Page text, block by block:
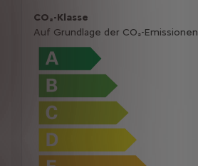
CO₂-Klasse
Auf Grundlage der CO₂-Emissionen